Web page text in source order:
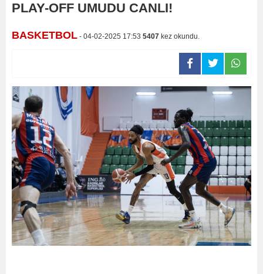
PLAY-OFF UMUDU CANLI!
BASKETBOL - 04-02-2025 17:53 5407 kez okundu.